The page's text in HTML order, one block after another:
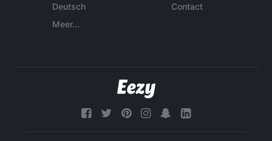
Deutsch
Meer...
Contact